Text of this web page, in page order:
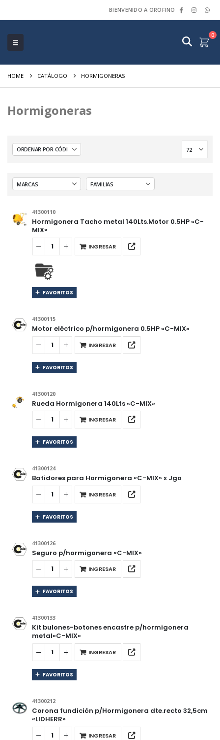
BIENVENIDO A OROFINO
0
HOME CATÁLOGO HORMIGONERAS
Hormigoneras
41300110
Hormigonera Tacho metal 140Lts.Motor 0.5HP «C-
MIX»
INGRESAR
FAVORITOS
41300115
Motor eléctrico p/hormigonera 0.5HP «C-MIX»
INGRESAR
FAVORITOS
41300120
Rueda Hormigonera 140Lts «C-MIX»
INGRESAR
FAVORITOS
41300124
Batidores para Hormigonera «C-MIX» x Jgo
INGRESAR
FAVORITOS
41300126
Seguro p/hormigonera «C-MIX»
INGRESAR
FAVORITOS
41300133
Kit bulones-botones encastre p/hormigonera
metal»C-MIX»
INGRESAR
FAVORITOS
41300212
Corona fundición p/Hormigonera dte.recto 32,5cm
«LIDHERR»
INGRESAR